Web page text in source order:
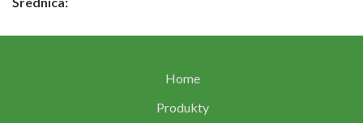
Home
Produkty